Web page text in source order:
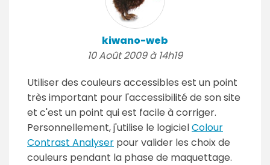
kiwano-web
10 Août 2009 à 14h19
Utiliser des couleurs accessibles est un point
très important pour l'accessibilité de son site
et c'est un point qui est facile à corriger.
Personnellement, j'utilise le logicielColour
Contrast Analyser pour valider les choix de
couleurs pendant la phase de maquettage.